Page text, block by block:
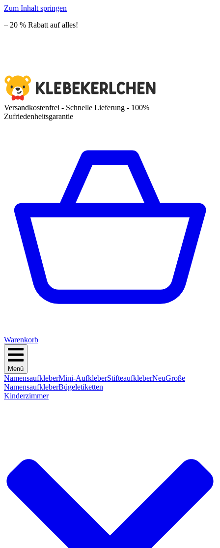
Zum Inhalt springen
– 20 % Rabatt auf alles!
Versandkostenfrei - Schnelle Lieferung - 100%
Zufriedenheitsgarantie
Warenkorb
Menü
NamensaufkleberMini-AufkleberStifteaufkleberNeuGroße
NamensaufkleberBügeletiketten
Kinderzimmer